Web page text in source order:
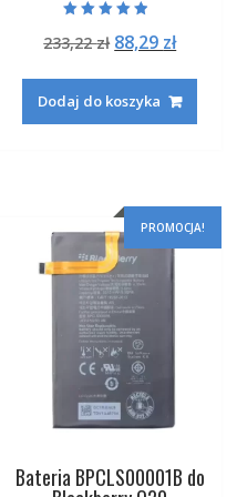
4.50
na 5
233,22zł Pierwotna
wynosiła:
233,22 zł.
88,29 zł
88,29
Dodaj do koszyka
PROMOCJA!
Bateria BPCLS00001B do